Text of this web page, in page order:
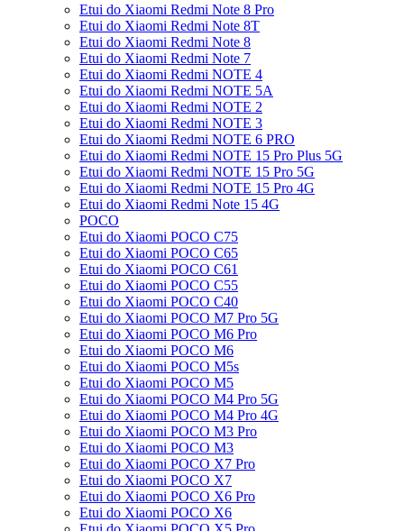
Etui do Xiaomi Redmi Note 8 Pro
Etui do Xiaomi Redmi Note 8T
Etui do Xiaomi Redmi Note 8
Etui do Xiaomi Redmi Note 7
Etui do Xiaomi Redmi NOTE 4
Etui do Xiaomi Redmi NOTE 5A
Etui do Xiaomi Redmi NOTE 2
Etui do Xiaomi Redmi NOTE 3
Etui do Xiaomi Redmi NOTE 6 PRO
Etui do Xiaomi Redmi NOTE 15 Pro Plus 5G
Etui do Xiaomi Redmi NOTE 15 Pro 5G
Etui do Xiaomi Redmi NOTE 15 Pro 4G
Etui do Xiaomi Redmi Note 15 4G
POCO
Etui do Xiaomi POCO C75
Etui do Xiaomi POCO C65
Etui do Xiaomi POCO C61
Etui do Xiaomi POCO C55
Etui do Xiaomi POCO C40
Etui do Xiaomi POCO M7 Pro 5G
Etui do Xiaomi POCO M6 Pro
Etui do Xiaomi POCO M6
Etui do Xiaomi POCO M5s
Etui do Xiaomi POCO M5
Etui do Xiaomi POCO M4 Pro 5G
Etui do Xiaomi POCO M4 Pro 4G
Etui do Xiaomi POCO M3 Pro
Etui do Xiaomi POCO M3
Etui do Xiaomi POCO X7 Pro
Etui do Xiaomi POCO X7
Etui do Xiaomi POCO X6 Pro
Etui do Xiaomi POCO X6